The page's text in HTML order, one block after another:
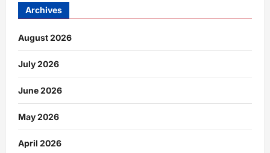
Archives
August 2026
July 2026
June 2026
May 2026
April 2026